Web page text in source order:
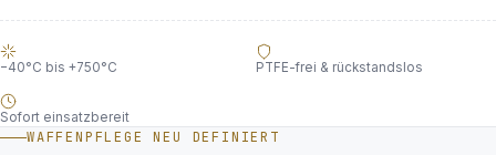
−40°C bis +750°C PTFE-frei & rückstandslos
Sofort einsatzbereit
WAFFENPFLEGE NEU DEFINIERT